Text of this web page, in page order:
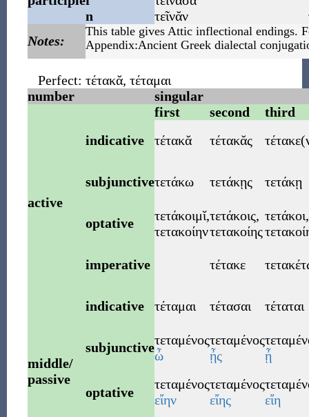
n
τεῖνᾰν
Notes:
This table gives Attic inflectional endings.
Appendix:Ancient Greek dialectal
Perfect: τέτακᾰ, τέταμαι
number
singular
first
second third
active
indicative τέτακᾰ τέτακᾰς τέτακε(
subjunctiveτετάκω τετάκῃς τετάκῃ
optative τετάκοιμῐ,
τετακοίην
τετάκοις,
τετακοίης
τετάκοι,
imperative τέτακε
middle/
passive
indicative τέταμαι τέτασαι τέταται
subjunctiveτεταμένος
ὦ
τεταμένος
ᾖς
ᾖ
optative
τεταμένος
εἴην
τεταμένος
εἴης
εἴη